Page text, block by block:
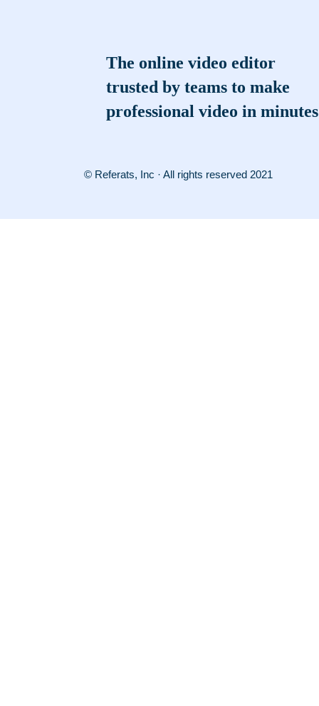
The online video editor
trusted by teams to make
professional video in minutes
© Referats, Inc · All rights reserved 2021